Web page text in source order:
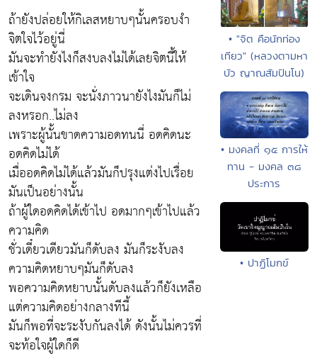
ถ้ายังปล่อยให้กิเลสหยาบๆนั้นครอบงำ
จิตใจไว้อยู่นี่
มันจะทำยังไงก็สงบลงไม่ได้เลยจิตนี้ให้
เข้าใจ
จะเดินจงกรม จะนั่งภาวนายังไงมันก็ไม่
ลงหรอก..ไม่ลง
เพราะผู้นั้นขาดความอดทนนี่ อดคิดนะ
อดคิดไม่ได้
เมื่ออดคิดไม่ได้แล้วมันก็ปรุงแต่งไปเรื่อย
มันเป็นอย่างนั้น
ถ้าผู้ใดอดคิดได้เข้าไป อดมากๆเข้าไปแล้ว
ความคิด
ชั่วเดี๋ยวเดียวมันก็ดับลง มันก็ระงับลง
ความคิดหยาบๆมันก็ดับลง
พอความคิดหยาบนั้นดับลงแล้วก็ยังเหลือ
แต่ความคิดอย่างกลางทีนี้
มันก็พอที่จะระงับกันลงได้ ดังนั้นไม่ควรที่
จะท้อใจผู้ใดก็ดี
• "จิต คือนักท่อง
เทียว" (หลวงตามหา
บัว ญาณสัมปันโน)
• มงคลที่ ๑๕ การให้
ทาน - มงคล ๓๘
ประการ
• ปาฏิโมกข์